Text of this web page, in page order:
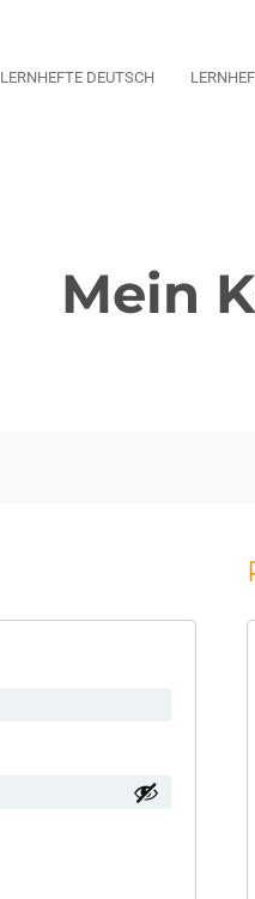
LERNHEFTE DEUTSCH
Mein